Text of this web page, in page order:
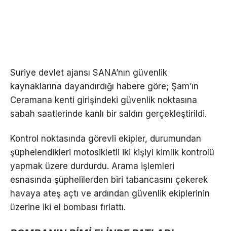
Suriye devlet ajansı SANA’nın güvenlik
kaynaklarına dayandırdığı habere göre; Şam’ın
Ceramana kenti girişindeki güvenlik noktasına
sabah saatlerinde kanlı bir saldırı gerçekleştirildi.
Kontrol noktasında görevli ekipler, durumundan
şüphelendikleri motosikletli iki kişiyi kimlik kontrolü
yapmak üzere durdurdu. Arama işlemleri
esnasında şüphelilerden biri tabancasını çekerek
havaya ateş açtı ve ardından güvenlik ekiplerinin
üzerine iki el bombası fırlattı.